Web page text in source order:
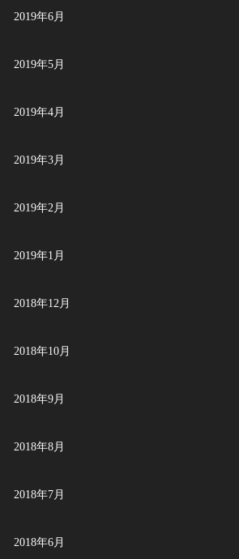
2019年6月
2019年5月
2019年4月
2019年3月
2019年2月
2019年1月
2018年12月
2018年10月
2018年9月
2018年8月
2018年7月
2018年6月